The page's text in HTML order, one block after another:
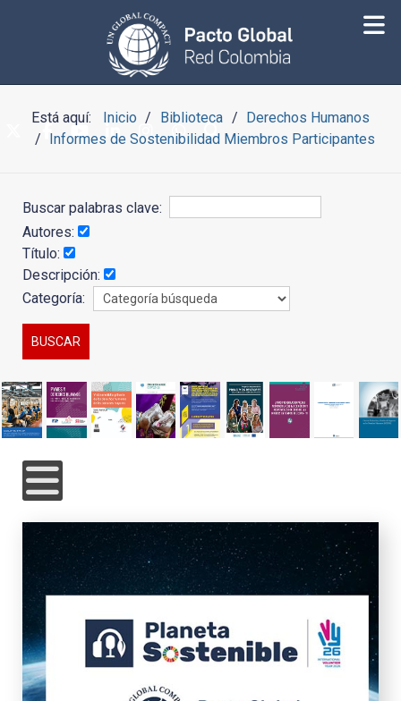
Está aquí: Inicio Biblioteca
Derechos Humanos
Informes de Sostenibilidad Miembros Participantes
Buscar palabras clave:
Autores:
Título:
Descripción:
Categoría: